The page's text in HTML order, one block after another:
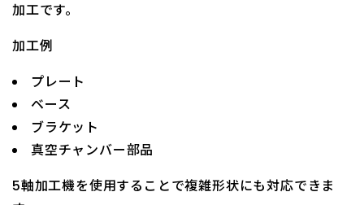
加工です。
加工例
プレート
ベース
ブラケット
真空チャンバー部品
5軸加工機を使用することで複雑形状にも対応できま